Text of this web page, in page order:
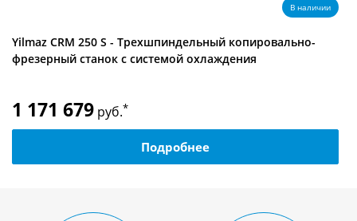
В наличии
Yilmaz CRM 250 S - Трехшпиндельный копировально-
фрезерный станок с системой охлаждения
1 171 679 руб.*
Подробнее